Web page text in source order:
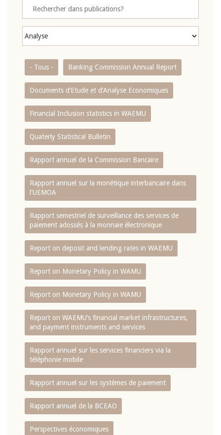
- Tous - Banking Commission Annual Report
Documents d’Etude et d’Analyse Economiques
Financial Inclusion statistics in WAEMU
Quaterly Statistical Bulletin
Rapport annuel de la Commission Bancaire
Rapport annuel sur la monétique interbancaire dans
l'UEMOA
Rapport semestriel de surveillance des services de
paiement adossés à la monnaie électronique
Report on deposit and lending rates in WAEMU
Report on Monetary Policy in WAMU
Report on Monetary Policy in WAMU
Report on WAEMU’s financial market infrastructures,
and payment instruments and services
Rapport annuel sur les services financiers via la
téléphonie mobile
Rapport annuel sur les systèmes de paiement
Rapport annuel de la BCEAO
Perspectives économiques